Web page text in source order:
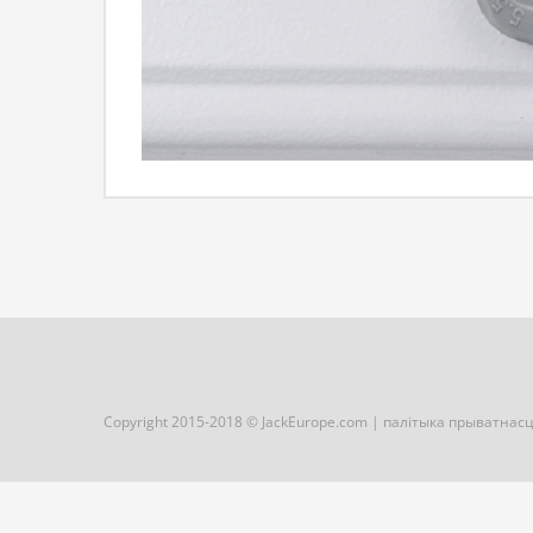
Copyright 2015-2018 © JackEurope.com | палітыка